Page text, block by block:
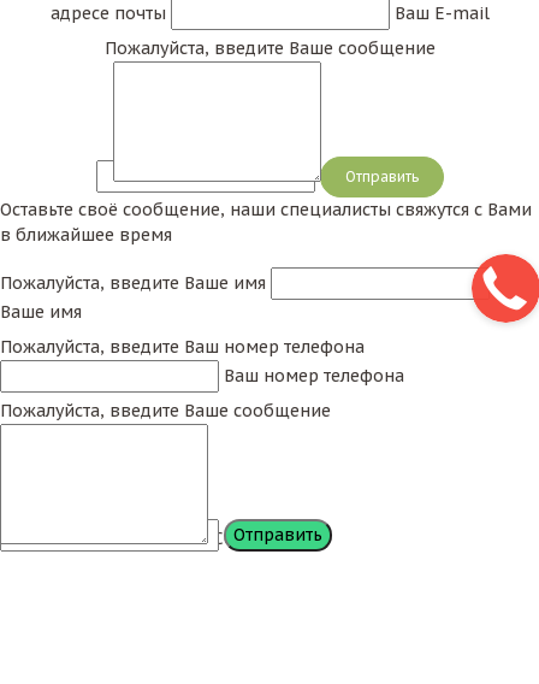
адресе почты
Ваш E-mail
Пожалуйста, введите Ваше сообщение
Сообщение
Оставьте своё сообщение, наши специалисты свяжутся с Вами
в ближайшее время
Пожалуйста, введите Ваше имя
Ваше имя
Пожалуйста, введите Ваш номер телефона
Ваш номер телефона
Пожалуйста, введите Ваше сообщение
Сообщение